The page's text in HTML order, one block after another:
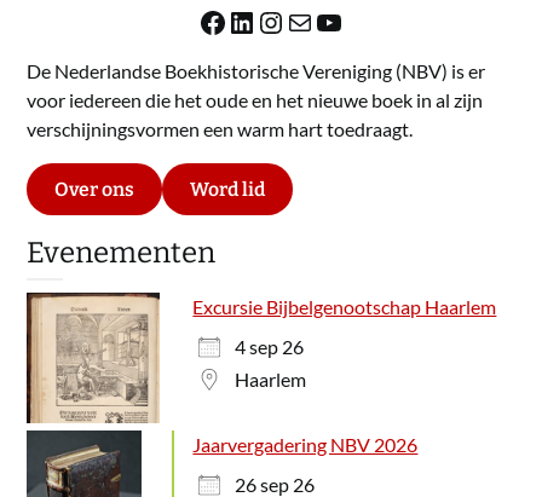
Facebook
LinkedIn
Instagram
E-mailYouTube
De Nederlandse Boekhistorische Vereniging (NBV) is er
voor iedereen die het oude en het nieuwe boek in al zijn
verschijningsvormen een warm hart toedraagt.
Over ons Word lid
Evenementen
Excursie Bijbelgenootschap Haarlem
4 sep 26
Haarlem
Jaarvergadering NBV 2026
26 sep 26